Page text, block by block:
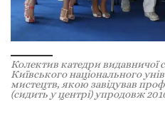
Колектив катедри видавничої
Київського національного
мистецтв, якою завідував
(сидить у центрі) упродовж